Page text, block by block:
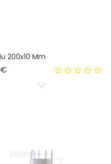
200x10 Mm
€Prix